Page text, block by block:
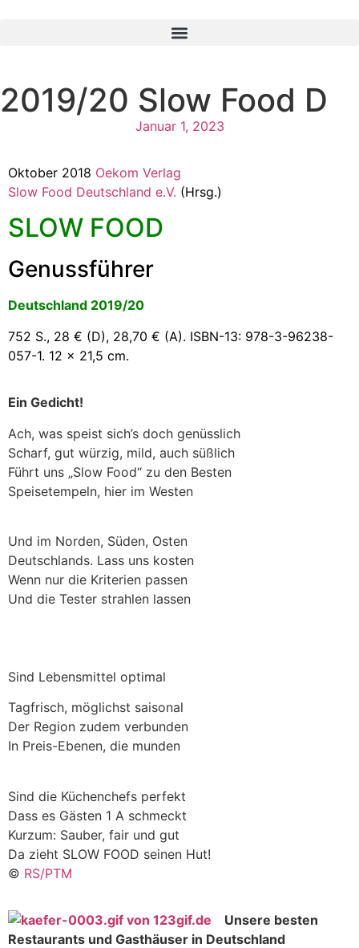
2019/20 Slow Food D
Januar 1, 2023
Oktober 2018 Oekom Verlag
Slow Food Deutschland e.V. (Hrsg.)
SLOW FOOD
Genussführer
Deutschland 2019/20
752 S., 28 € (D), 28,70 € (A). ISBN-13: 978-3-96238-
057-1. 12 x 21,5 cm.
Ein Gedicht!
Ach, was speist sich’s doch genüsslich
Scharf, gut würzig, mild, auch süßlich
Führt uns „Slow Food“ zu den Besten
Speisetempeln, hier im Westen
Und im Norden, Süden, Osten
Deutschlands. Lass uns kosten
Wenn nur die Kriterien passen
Und die Tester strahlen lassen
Sind Lebensmittel optimal
Tagfrisch, möglichst saisonal
Der Region zudem verbunden
In Preis-Ebenen, die munden
Sind die Küchenchefs perfekt
Dass es Gästen 1 A schmeckt
Kurzum: Sauber, fair und gut
Da zieht SLOW FOOD seinen Hut!
© RS/PTM
Unsere besten
Restaurants und Gasthäuser in Deutschland